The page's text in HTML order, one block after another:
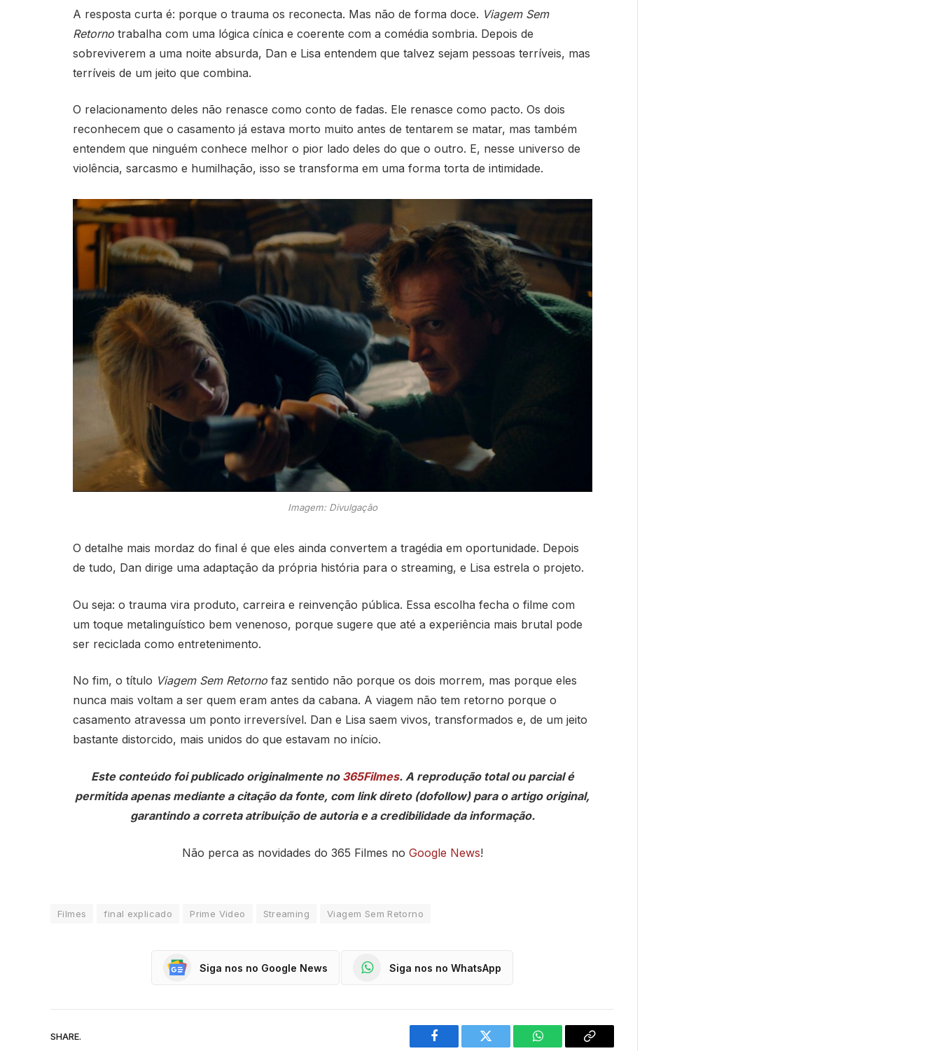
A resposta curta é: porque o trauma os reconecta. Mas não de forma doce. Viagem Sem
Retornotrabalha com uma lógica cínica e coerente com a comédia sombria. Depois de
sobreviverem a uma noite absurda, Dan e Lisa entendem que talvez sejam pessoas terríveis, mas
terríveis de um jeito que combina.
O relacionamento deles não renasce como conto de fadas. Ele renasce como pacto. Os dois
reconhecem que o casamento já estava morto muito antes de tentarem se matar, mas também
entendem que ninguém conhece melhor o pior lado deles do que o outro. E, nesse universo de
violência, sarcasmo e humilhação, isso se transforma em uma forma torta de intimidade.
Imagem: Divulgação
O detalhe mais mordaz do final é que eles ainda convertem a tragédia em oportunidade. Depois
de tudo, Dan dirige uma adaptação da própria história para o streaming, e Lisa estrela o projeto.
Ou seja: o trauma vira produto, carreira e reinvenção pública. Essa escolha fecha o filme com
um toque metalinguístico bem venenoso, porque sugere que até a experiência mais brutal pode
ser reciclada como entretenimento.
No fim, o título Viagem Sem Retornofaz sentido não porque os dois morrem, mas porque eles
nunca mais voltam a ser quem eram antes da cabana. A viagem não tem retorno porque o
casamento atravessa um ponto irreversível. Dan e Lisa saem vivos, transformados e, de um jeito
bastante distorcido, mais unidos do que estavam no início.
Este conteúdo foi publicado originalmente no 365Filmes. A reprodução total ou parcial é
permitida apenas mediante a citação da fonte, com link direto (dofollow) para o artigo original,
garantindo a correta atribuição de autoria e a credibilidade da informação.
Não perca as novidades do 365 Filmes no Google News!
Filmes final explicado Prime Video Streaming Viagem Sem Retorno
Siga nos no Google News Siga nos no WhatsApp
SHARE.
Facebook Twitter WhatsAppCopy